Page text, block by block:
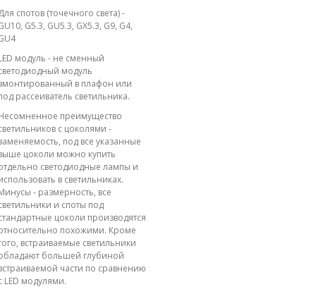
спотов (точечного света) -
G5.3, GU5.3, GX5.3, G9, G4,
модуль - не сменный
модуль
в плафон или
рассеиватель светильника.
преимущество
с цоколями -
под все указанные
цоколи можно купить
светодиодные лампы и
в светильниках.
- размерность, все
и споты под
цоколи производятся
похожими. Кроме
встраиваемые светильники
большей глубиной
части по сравнению
LED модулями.